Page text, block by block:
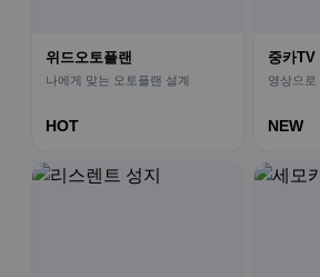
위드오토플랜
나에게 맞는 오토플랜 설계
HOT
중카TV
영상으로
NEW